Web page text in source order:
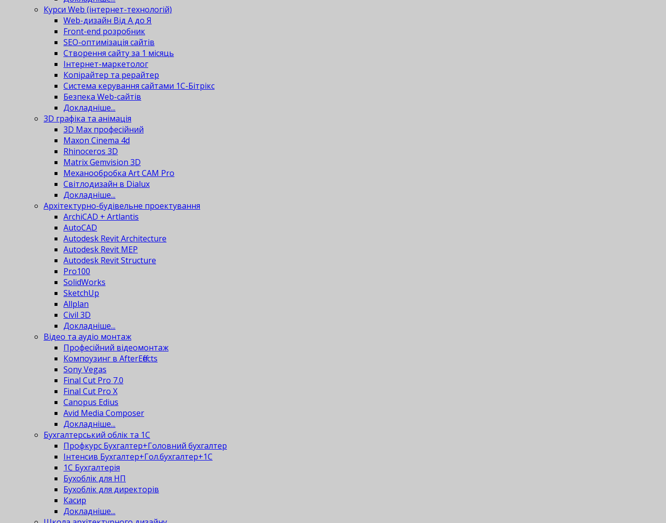
Курси Web (інтернет-технологій)
Web-дизайн Від А до Я
Front-end розробник
SEO-оптимізація сайтів
Створення сайту за 1 місяць
Інтернет-маркетолог
Копірайтер та рерайтер
Система керування сайтами 1С-Бітрікс
Безпека Web-сайтів
Докладніше...
3D графіка та анімація
3D Max професійний
Maxon Cinema 4d
Rhinoceros 3D
Matrix Gemvision 3D
Механообробка Art CAM Pro
Світлодизайн в Dialux
Докладніше...
Архітектурно-будівельне проектування
ArchiCAD + Artlantis
AutoCAD
Autodesk Revit Architecture
Autodesk Revit MEP
Autodesk Revit Structure
Pro100
SolidWorks
SketchUp
Allplan
Civil 3D
Докладніше...
Відео та аудіо монтаж
Професійний відеомонтаж
Компоузинг в AfterEffects
Sony Vegas
Final Cut Pro 7.0
Final Cut Pro X
Canopus Edius
Avid Media Composer
Докладніше...
Бухгалтерський облік та 1С
Профкурс Бухгалтер+Головний бухгалтер
Інтенсив Бухгалтер+Гол.бухгалтер+1С
1С Бухгалтерія
Бухоблік для НП
Бухоблік для директорів
Касир
Докладніше...